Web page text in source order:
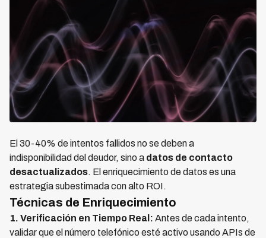
El 30-40% de intentos fallidos no se deben a
indisponibilidad del deudor, sino a datos de contacto
desactualizados. El enriquecimiento de datos es una
estrategia subestimada con alto ROI.
Técnicas de Enriquecimiento
1. Verificación en Tiempo Real: Antes de cada intento,
validar que el número telefónico esté activo usando APIs de